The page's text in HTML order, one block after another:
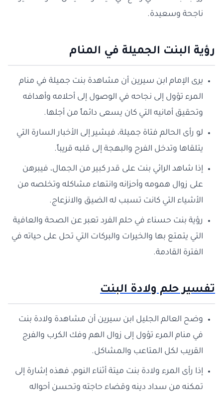
ناجحة وسعيدة.
رؤية البنت الجميلة في المنام
يرى الإمام ابن سيرين أن مشاهدة بنت جميلة في منام
المرء تؤول إلى نجاحه في الوصول إلى أحلامه وأهدافه
وتحقيق أمانيه التي كان يسعى دائماً من أجلها.
لو رأى الحالم فتاة جميلة، فيشير إلى الأخبار السارة التي
يتلقاها وتدخل الفرح والبهجة إلى قلبه قريباً.
إذا شاهد الرائي بنت على قدر كبير من الجمال، فيبرهن
على زوال همومه وأحزانه وانتهاء مشاكله وتخلصه من
الأشياء التي كانت تسبب له الضيق والانزعاج.
رؤية بنت حسناء في حلم الفرد تعبر عن الصحة والعافية
التي يتمتع بها والخيرات والبركات التي تحل على حياته في
الفترة القادمة.
تفسير حلم ولادة البنت
وضح العالم الجليل ابن سيرين أن مشاهدة ولادة بنت
في منام المرء تؤول إلى زوال الهم وفك الكرب والفرج
القريب لكل المتاعب والمشاكل.
إذا رأى المرء ولادة بنت ميتة أثناء النوم، فهذه إشارة إلى
تمكنه من سداد دينه وقضاء حاجته وتحسن أحواله